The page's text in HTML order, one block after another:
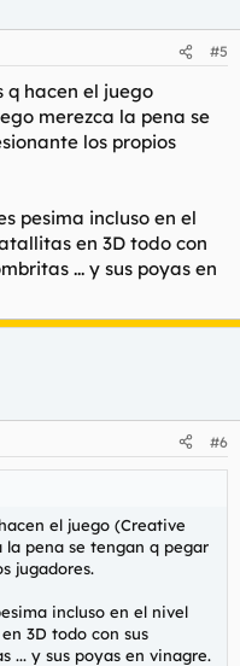
#5
q hacen el juego
merezca la pena se
los propios
pesima incluso en el
en 3D todo con
... y sus poyas en
#6
el juego (Creative
la pena se tengan q pegar
jugadores.
incluso en el nivel
3D todo con sus
... y sus poyas en vinagre.